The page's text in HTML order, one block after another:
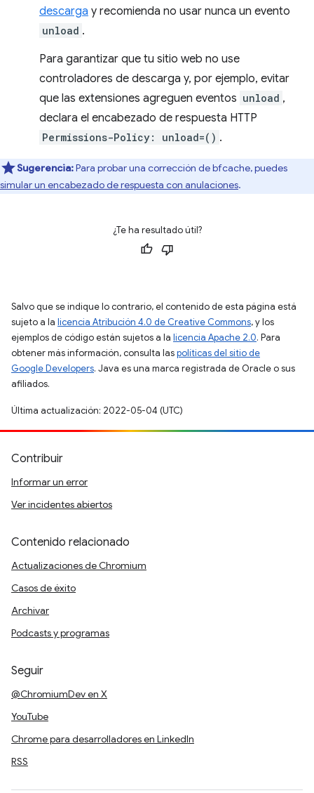
descarga y recomienda no usar nunca un evento
unload .
Para garantizar que tu sitio web no use
controladores de descarga y, por ejemplo, evitar
que las extensiones agreguen eventos unload ,
declara el encabezado de respuesta HTTP
Permissions-Policy: unload=() .
Sugerencia:Para probar una corrección de bfcache, puedes
simular un encabezado de respuesta con anulaciones.
¿Te ha resultado útil?
Salvo que se indique lo contrario, el contenido de esta página está
sujeto a la licencia Atribución 4.0 de Creative Commons, y los
ejemplos de código están sujetos a la licencia Apache 2.0. Para
obtener más información, consulta laspolíticas del sitio de
Google Developers. Java es una marca registrada de Oracle o sus
afiliados.
Última actualización: 2022-05-04 (UTC)
Contribuir
Informar un error
Ver incidentes abiertos
Contenido relacionado
Actualizaciones de Chromium
Casos de éxito
Archivar
Podcasts y programas
Seguir
@ChromiumDev en X
YouTube
Chrome para desarrolladores en LinkedIn
RSS